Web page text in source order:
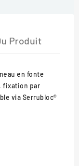
Produit
en fonte
fixation par
via Serrubloc®